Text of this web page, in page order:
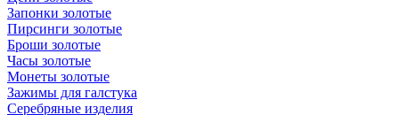
Запонки золотые
Пирсинги золотые
Броши золотые
Часы золотые
Монеты золотые
Зажимы для галстука
Серебряные изделия